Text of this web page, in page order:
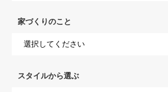
家づくりのこと
スタイルから選ぶ